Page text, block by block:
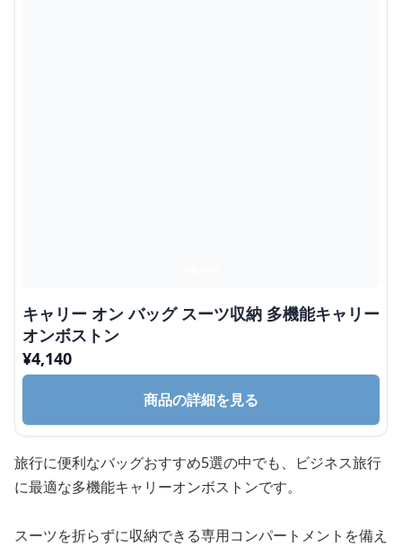
キャリー オン バッグ スーツ収納 多機能キャリー
オンボストン
¥4,140
商品の詳細を見る
旅行に便利なバッグおすすめ5選の中でも、ビジネス旅行
に最適な多機能キャリーオンボストンです。
スーツを折らずに収納できる専用コンパートメントを備え